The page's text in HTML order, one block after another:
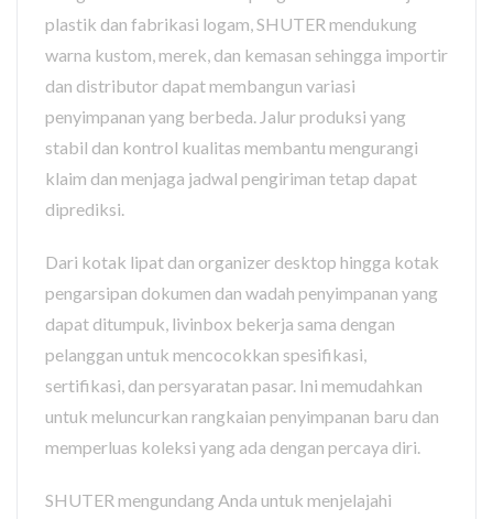
plastik dan fabrikasi logam, SHUTER mendukung
warna kustom, merek, dan kemasan sehingga importir
dan distributor dapat membangun variasi
penyimpanan yang berbeda. Jalur produksi yang
stabil dan kontrol kualitas membantu mengurangi
klaim dan menjaga jadwal pengiriman tetap dapat
diprediksi.
Dari kotak lipat dan organizer desktop hingga kotak
pengarsipan dokumen dan wadah penyimpanan yang
dapat ditumpuk, livinbox bekerja sama dengan
pelanggan untuk mencocokkan spesifikasi,
sertifikasi, dan persyaratan pasar. Ini memudahkan
untuk meluncurkan rangkaian penyimpanan baru dan
memperluas koleksi yang ada dengan percaya diri.
SHUTER mengundang Anda untuk menjelajahi